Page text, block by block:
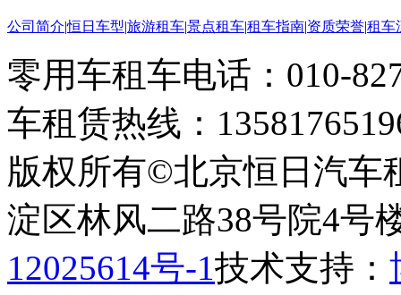
公司简介|恒日车型|旅游租车|景点租车|租车指南|资质荣誉|租车
零用车租车电话：010-
车租赁热线：
版权所有©北京恒日汽车
淀区林风二路38号院4号
12025614号-1技术支持：